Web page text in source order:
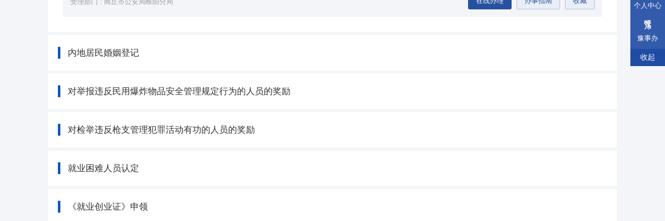
受理部门 : 商丘市公安局睢阳分局
内地居民婚姻登记
对举报违反民用爆炸物品安全管理规定行为的人员的奖励
对检举违反枪支管理犯罪活动有功的人员的奖励
就业困难人员认定
《就业创业证》申领
个人中心
豫事办
收起